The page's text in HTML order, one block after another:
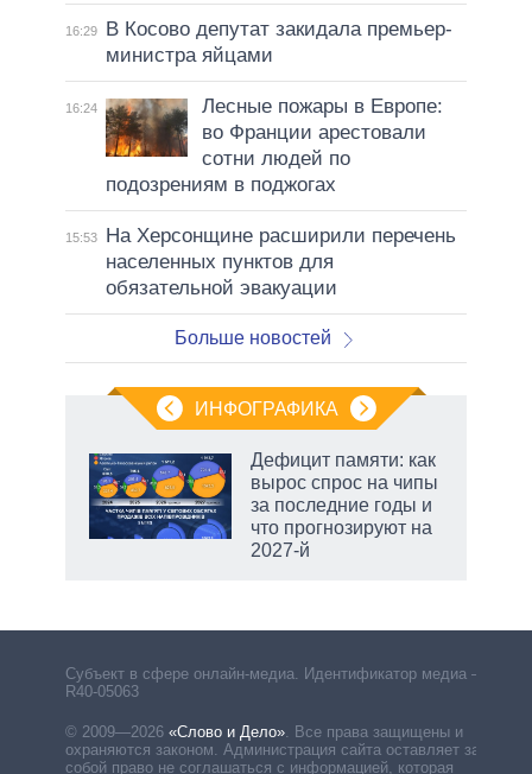
16:29
В Косово депутат закидала премьер-
министра яйцами
16:24
Лесные пожары в Европе:
во Франции арестовали
сотни людей по
подозрениям в поджогах
15:53
На Херсонщине расширили перечень
населенных пунктов для
обязательной эвакуации
Больше новостей
ИНФОГРАФИКА
Дефицит памяти: как
вырос спрос на чипы
за последние годы и
что прогнозируют на
2027-й
Субъект в сфере онлайн-медиа. Идентификатор медиа –
R40-05063
© 2009—2026 «Слово и Дело». Все права защищены и
охраняются законом. Администрация сайта оставляет за
собой право не соглашаться с информацией, которая